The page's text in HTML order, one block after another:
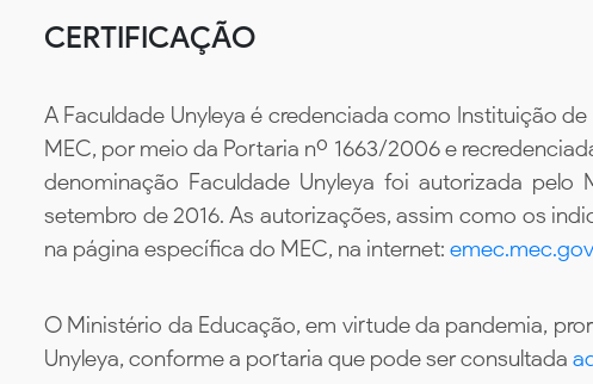
CERTIFICAÇÃO
A Faculdade Unyleya é credenciada como Instituição
MEC, por meio da Portaria nº 1663/2006 e
denominação Faculdade Unyleya foi autorizada
setembro de 2016. As autorizações, assim como os
na página específica do MEC, na internet:
O Ministério da Educação, em virtude da pandemia,
Unyleya, conforme a portaria que pode ser consultada